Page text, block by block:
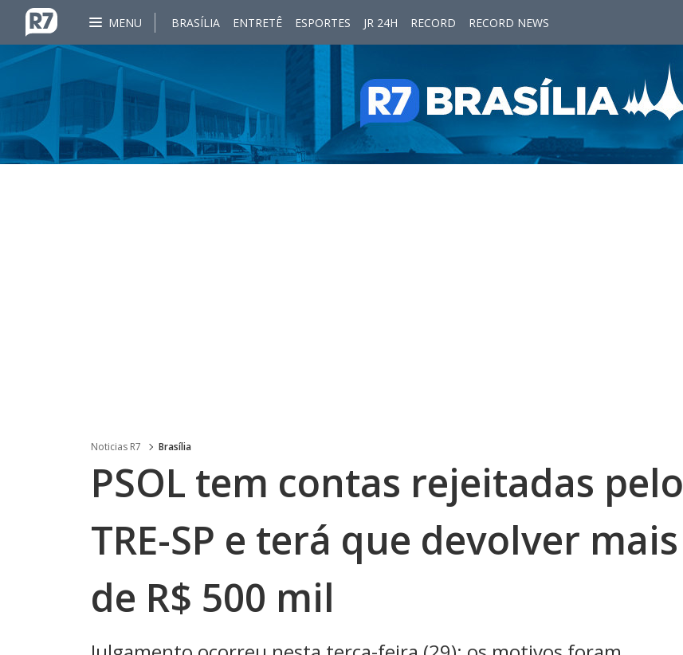
MENU BRASÍLIA ENTRETÊ ESPORTES JR 24H RECORD RECORD NEWS
Noticias R7 Brasília
PSOL tem contas rejeitadas pelo
TRE-SP e terá que devolver mais
de R$ 500 mil